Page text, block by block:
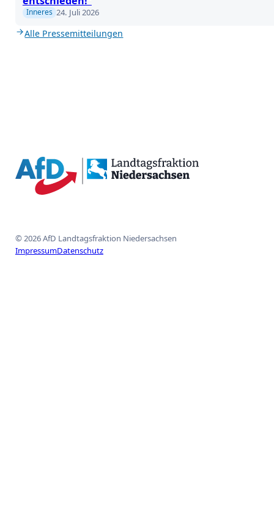
Inneres 24. Juli 2026
Alle Pressemitteilungen
© 2026 AfD Landtagsfraktion Niedersachsen
ImpressumDatenschutz